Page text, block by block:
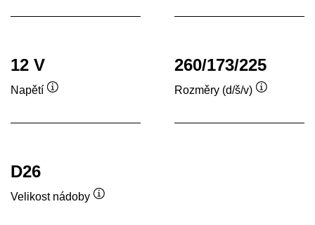
12 V
Napětí
260/173/225
Rozměry (d/š/v)
D26
Velikost nádoby